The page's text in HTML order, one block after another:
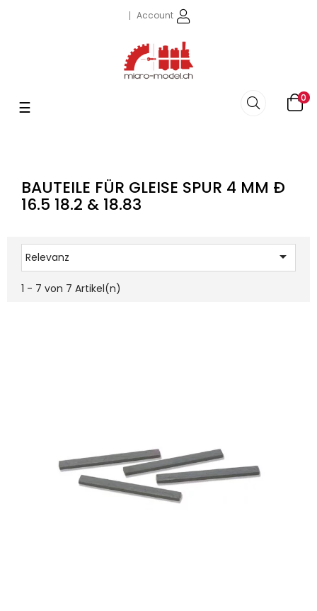
Account
Umschalten
☰
0
BAUTEILE FÜR GLEISE SPUR 4 MM Ð
16.5 18.2 & 18.83
Relevanz 
1 - 7 von 7 Artikel(n)